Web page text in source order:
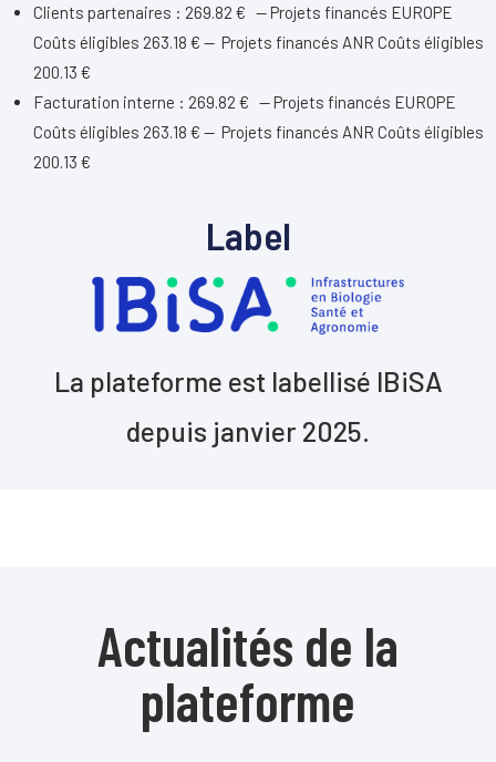
Clients partenaires : 269.82 € — Projets financés EUROPE
Coûts éligibles 263.18 € — Projets financés ANR Coûts éligibles
200.13 €
Facturation interne : 269.82 € — Projets financés EUROPE
Coûts éligibles 263.18 € — Projets financés ANR Coûts éligibles
200.13 €
Label
La plateforme est labellisé IBiSA
depuis janvier 2025.
Actualités de la
plateforme